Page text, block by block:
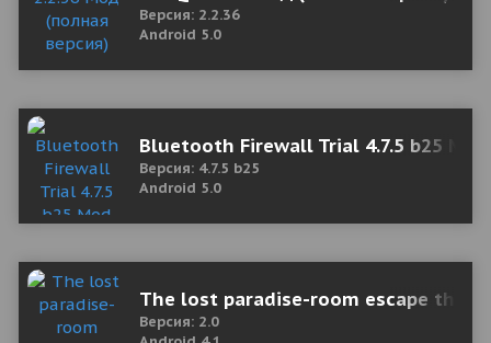
Версия: 2.2.36
Android 5.0
Bluetooth Firewall Trial 4.7.5 b25
Версия: 4.7.5 b25
Android 5.0
The lost paradise-room escape the
Версия: 2.0